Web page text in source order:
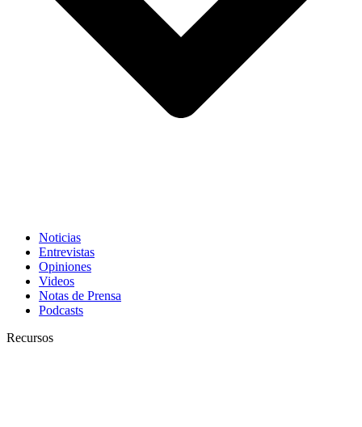
Noticias
Entrevistas
Opiniones
Videos
Notas de Prensa
Podcasts
Recursos